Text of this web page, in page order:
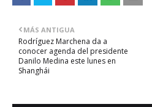
MÁS ANTIGUA
Rodríguez Marchena da a
conocer agenda del presidente
Danilo Medina este lunes en
Shanghái